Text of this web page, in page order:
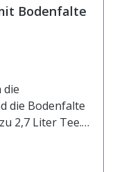
Bodenfalte
die
die Bodenfalte
2,7 Liter Tee.